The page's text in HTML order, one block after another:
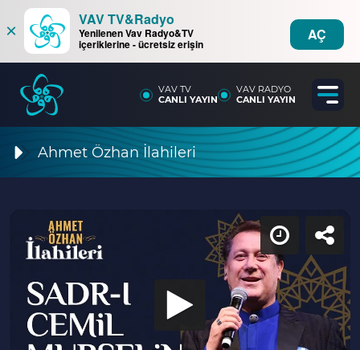
×
VAV TV&Radyo
Yenilenen Vav Radyo&TV
içeriklerine - ücretsiz erişin
AÇ
VAV TV
CANLI YAYIN
VAV RADYO
CANLI YAYIN
Ahmet Özhan İlahileri